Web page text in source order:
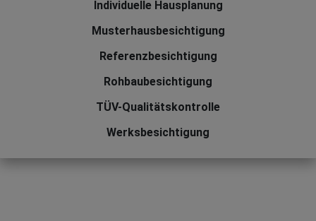
Individuelle Hausplanung
Musterhausbesichtigung
Referenzbesichtigung
Rohbaubesichtigung
TÜV-Qualitätskontrolle
Werksbesichtigung